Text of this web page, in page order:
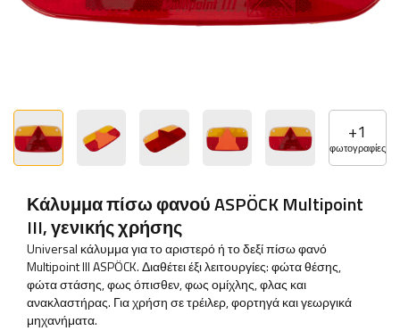
+1
φωτογραφίες
Κάλυμμα πίσω φανού ASPÖCK Multipoint
III, γενικής χρήσης
Universal κάλυμμα για το αριστερό ή το δεξί πίσω φανό
Multipoint III ASPÖCK. Διαθέτει έξι λειτουργίες: φώτα θέσης,
φώτα στάσης, φως όπισθεν, φως ομίχλης, φλας και
ανακλαστήρας. Για χρήση σε τρέιλερ, φορτηγά και γεωργικά
μηχανήματα.